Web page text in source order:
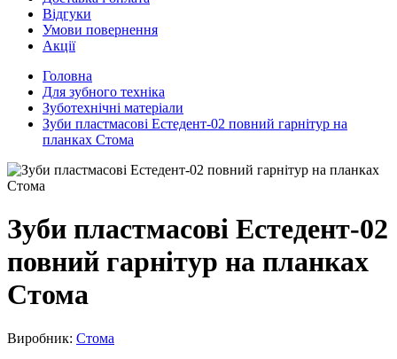
Відгуки
Умови повернення
Акції
Головна
Для зубного техніка
Зуботехнічні матеріали
Зуби пластмасові Естедент-02 повний гарнітур на
планках Стома
Зуби пластмасові Естедент-02
повний гарнітур на планках
Стома
Виробник: Стома